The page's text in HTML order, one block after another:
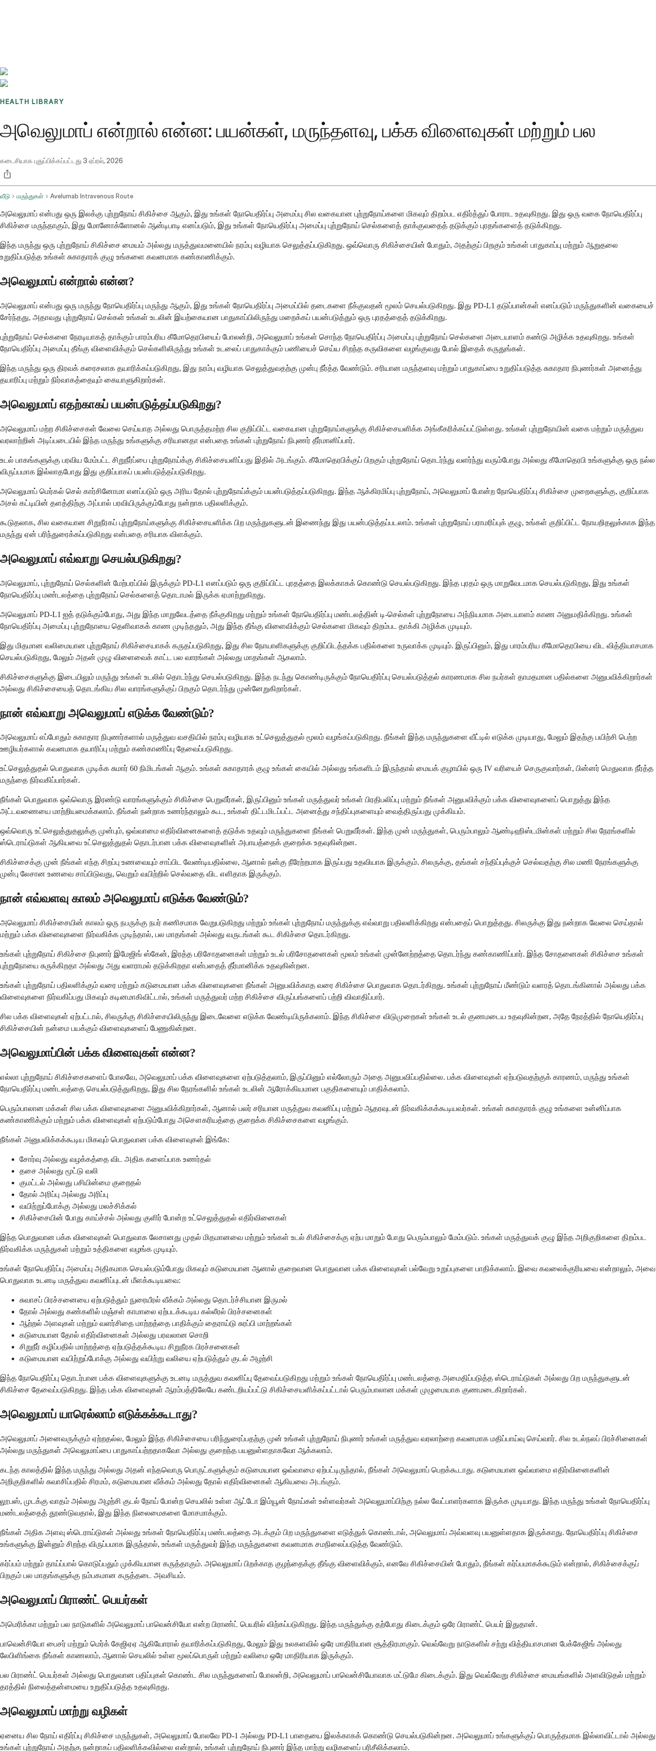
HEALTH LIBRARY
அவெலுமாப் என்றால் என்ன: பயன்கள், மருந்தளவு, பக்க விளைவுகள் மற்றும் பல
கடைசியாக புதுப்பிக்கப்பட்டது 3 ஏப்ரல், 2026
வீடு மருந்துகள் Avelumab Intravenous Route
அவெலுமாப் என்பது ஒரு இலக்கு புற்றுநோய் சிகிச்சை ஆகும், இது உங்கள் நோயெதிர்ப்பு அமைப்பு சில வகையான புற்றுநோய்களை மிகவும் திறம்பட எதிர்த்துப் போராட உதவுகிறது. இது ஒரு வகை நோயெதிர்ப்பு
சிகிச்சை மருந்தாகும், இது மோனோக்ளோனல் ஆன்டிபாடி எனப்படும், இது உங்கள் நோயெதிர்ப்பு அமைப்பு புற்றுநோய் செல்களைத் தாக்குவதைத் தடுக்கும் புரதங்களைத் தடுக்கிறது.
இந்த மருந்து ஒரு புற்றுநோய் சிகிச்சை மையம் அல்லது மருத்துவமனையில் நரம்பு வழியாக செலுத்தப்படுகிறது. ஒவ்வொரு சிகிச்சையின் போதும், அதற்குப் பிறகும் உங்கள் பாதுகாப்பு மற்றும் ஆறுதலை
உறுதிப்படுத்த உங்கள் சுகாதாரக் குழு உங்களை கவனமாக கண்காணிக்கும்.
அவெலுமாப் என்றால் என்ன?
அவெலுமாப் என்பது ஒரு மருந்து நோயெதிர்ப்பு மருந்து ஆகும், இது உங்கள் நோயெதிர்ப்பு அமைப்பில் தடைகளை நீக்குவதன் மூலம் செயல்படுகிறது. இது PD-L1 தடுப்பான்கள் எனப்படும் மருந்துகளின் வகையைச்
சேர்ந்தது, அதாவது புற்றுநோய் செல்கள் உங்கள் உடலின் இயற்கையான பாதுகாப்பிலிருந்து மறைக்கப் பயன்படுத்தும் ஒரு புரதத்தைத் தடுக்கிறது.
புற்றுநோய் செல்களை நேரடியாகத் தாக்கும் பாரம்பரிய கீமோதெரபியைப் போலன்றி, அவெலுமாப் உங்கள் சொந்த நோயெதிர்ப்பு அமைப்பு புற்றுநோய் செல்களை அடையாளம் கண்டு அழிக்க உதவுகிறது. உங்கள்
நோயெதிர்ப்பு அமைப்பு தீங்கு விளைவிக்கும் செல்களிலிருந்து உங்கள் உடலைப் பாதுகாக்கும் பணியைச் செய்ய சிறந்த கருவிகளை வழங்குவது போல் இதைக் கருதுங்கள்.
இந்த மருந்து ஒரு திரவக் கரைசலாக தயாரிக்கப்படுகிறது, இது நரம்பு வழியாக செலுத்துவதற்கு முன்பு நீர்த்த வேண்டும். சரியான மருந்தளவு மற்றும் பாதுகாப்பை உறுதிப்படுத்த சுகாதார நிபுணர்கள் அனைத்து
தயாரிப்பு மற்றும் நிர்வாகத்தையும் கையாளுகிறார்கள்.
அவெலுமாப் எதற்காகப் பயன்படுத்தப்படுகிறது?
அவெலுமாப் மற்ற சிகிச்சைகள் வேலை செய்யாத அல்லது பொருத்தமற்ற சில குறிப்பிட்ட வகையான புற்றுநோய்களுக்கு சிகிச்சையளிக்க அங்கீகரிக்கப்பட்டுள்ளது. உங்கள் புற்றுநோயின் வகை மற்றும் மருத்துவ
வரலாற்றின் அடிப்படையில் இந்த மருந்து உங்களுக்கு சரியானதா என்பதை உங்கள் புற்றுநோய் நிபுணர் தீர்மானிப்பார்.
உடல் பாகங்களுக்கு பரவிய மேம்பட்ட சிறுநீர்ப்பை புற்றுநோய்க்கு சிகிச்சையளிப்பது இதில் அடங்கும். கீமோதெரபிக்குப் பிறகும் புற்றுநோய் தொடர்ந்து வளர்ந்து வரும்போது அல்லது கீமோதெரபி உங்களுக்கு ஒரு நல்ல
விருப்பமாக இல்லாதபோது இது குறிப்பாகப் பயன்படுத்தப்படுகிறது.
அவெலுமாப் மெர்கல் செல் கார்சினோமா எனப்படும் ஒரு அரிய தோல் புற்றுநோய்க்கும் பயன்படுத்தப்படுகிறது. இந்த ஆக்கிரமிப்பு புற்றுநோய், அவெலுமாப் போன்ற நோயெதிர்ப்பு சிகிச்சை முறைகளுக்கு, குறிப்பாக
அசல் கட்டியின் தளத்திற்கு அப்பால் பரவியிருக்கும்போது நன்றாக பதிலளிக்கும்.
கூடுதலாக, சில வகையான சிறுநீரகப் புற்றுநோய்களுக்கு சிகிச்சையளிக்க பிற மருந்துகளுடன் இணைந்து இது பயன்படுத்தப்படலாம். உங்கள் புற்றுநோய் பராமரிப்புக் குழு, உங்கள் குறிப்பிட்ட நோயறிதலுக்காக இந்த
மருந்து ஏன் பரிந்துரைக்கப்படுகிறது என்பதை சரியாக விளக்கும்.
அவெலுமாப் எவ்வாறு செயல்படுகிறது?
அவெலுமாப், புற்றுநோய் செல்களின் மேற்பரப்பில் இருக்கும் PD-L1 எனப்படும் ஒரு குறிப்பிட்ட புரதத்தை இலக்காகக் கொண்டு செயல்படுகிறது. இந்த புரதம் ஒரு மாறுவேடமாக செயல்படுகிறது, இது உங்கள்
நோயெதிர்ப்பு மண்டலத்தை புற்றுநோய் செல்களைத் தொடாமல் இருக்க ஏமாற்றுகிறது.
அவெலுமாப் PD-L1 ஐத் தடுக்கும்போது, ​​அது இந்த மாறுவேடத்தை நீக்குகிறது மற்றும் உங்கள் நோயெதிர்ப்பு மண்டலத்தின் டி-செல்கள் புற்றுநோயை அந்நியமாக அடையாளம் காண அனுமதிக்கிறது. உங்கள்
நோயெதிர்ப்பு அமைப்பு புற்றுநோயை தெளிவாகக் காண முடிந்ததும், அது இந்த தீங்கு விளைவிக்கும் செல்களை மிகவும் திறம்பட தாக்கி அழிக்க முடியும்.
இது மிதமான வலிமையான புற்றுநோய் சிகிச்சையாகக் கருதப்படுகிறது, இது சில நோயாளிகளுக்கு குறிப்பிடத்தக்க பதில்களை உருவாக்க முடியும். இருப்பினும், இது பாரம்பரிய கீமோதெரபியை விட வித்தியாசமாக
செயல்படுகிறது, மேலும் அதன் முழு விளைவைக் காட்ட பல வாரங்கள் அல்லது மாதங்கள் ஆகலாம்.
சிகிச்சைகளுக்கு இடையிலும் மருந்து உங்கள் உடலில் தொடர்ந்து செயல்படுகிறது. இந்த நடந்து கொண்டிருக்கும் நோயெதிர்ப்பு செயல்படுத்தல் காரணமாக சில நபர்கள் தாமதமான பதில்களை அனுபவிக்கிறார்கள்
அல்லது சிகிச்சையைத் தொடங்கிய சில வாரங்களுக்குப் பிறகும் தொடர்ந்து முன்னேறுகிறார்கள்.
நான் எவ்வாறு அவெலுமாப் எடுக்க வேண்டும்?
அவெலுமாப் எப்போதும் சுகாதார நிபுணர்களால் மருத்துவ வசதியில் நரம்பு வழியாக உட்செலுத்துதல் மூலம் வழங்கப்படுகிறது. நீங்கள் இந்த மருந்துகளை வீட்டில் எடுக்க முடியாது, மேலும் இதற்கு பயிற்சி பெற்ற
ஊழியர்களால் கவனமாக தயாரிப்பு மற்றும் கண்காணிப்பு தேவைப்படுகிறது.
உட்செலுத்துதல் பொதுவாக முடிக்க சுமார் 60 நிமிடங்கள் ஆகும். உங்கள் சுகாதாரக் குழு உங்கள் கையில் அல்லது உங்களிடம் இருந்தால் மையக் குழாயில் ஒரு IV வரியைச் செருகுவார்கள், பின்னர் மெதுவாக நீர்த்த
மருந்தை நிர்வகிப்பார்கள்.
நீங்கள் பொதுவாக ஒவ்வொரு இரண்டு வாரங்களுக்கும் சிகிச்சை பெறுவீர்கள், இருப்பினும் உங்கள் மருத்துவர் உங்கள் பிரதிபலிப்பு மற்றும் நீங்கள் அனுபவிக்கும் பக்க விளைவுகளைப் பொறுத்து இந்த
அட்டவணையை மாற்றியமைக்கலாம். நீங்கள் நன்றாக உணர்ந்தாலும் கூட, உங்கள் திட்டமிடப்பட்ட அனைத்து சந்திப்புகளையும் வைத்திருப்பது முக்கியம்.
ஒவ்வொரு உட்செலுத்துதலுக்கு முன்பும், ஒவ்வாமை எதிர்வினைகளைத் தடுக்க உதவும் மருந்துகளை நீங்கள் பெறுவீர்கள். இந்த முன் மருந்துகள், பெரும்பாலும் ஆண்டிஹிஸ்டமின்கள் மற்றும் சில நேரங்களில்
ஸ்டெராய்டுகள் ஆகியவை உட்செலுத்துதல் தொடர்பான பக்க விளைவுகளின் அபாயத்தைக் குறைக்க உதவுகின்றன.
சிகிச்சைக்கு முன் நீங்கள் எந்த சிறப்பு உணவையும் சாப்பிட வேண்டியதில்லை, ஆனால் நன்கு நீரேற்றமாக இருப்பது உதவியாக இருக்கும். சிலருக்கு, தங்கள் சந்திப்புக்குச் செல்வதற்கு சில மணி நேரங்களுக்கு
முன்பு லேசான உணவை சாப்பிடுவது, வெறும் வயிற்றில் செல்வதை விட எளிதாக இருக்கும்.
நான் எவ்வளவு காலம் அவெலுமாப் எடுக்க வேண்டும்?
அவெலுமாப் சிகிச்சையின் காலம் ஒரு நபருக்கு நபர் கணிசமாக வேறுபடுகிறது மற்றும் உங்கள் புற்றுநோய் மருந்துக்கு எவ்வாறு பதிலளிக்கிறது என்பதைப் பொறுத்தது. சிலருக்கு இது நன்றாக வேலை செய்தால்
மற்றும் பக்க விளைவுகளை நிர்வகிக்க முடிந்தால், பல மாதங்கள் அல்லது வருடங்கள் கூட சிகிச்சை தொடர்கிறது.
உங்கள் புற்றுநோய் சிகிச்சை நிபுணர் இமேஜிங் ஸ்கேன், இரத்த பரிசோதனைகள் மற்றும் உடல் பரிசோதனைகள் மூலம் உங்கள் முன்னேற்றத்தை தொடர்ந்து கண்காணிப்பார். இந்த சோதனைகள் சிகிச்சை உங்கள்
புற்றுநோயை சுருக்கிறதா அல்லது அது வளராமல் தடுக்கிறதா என்பதைத் தீர்மானிக்க உதவுகின்றன.
உங்கள் புற்றுநோய் பதிலளிக்கும் வரை மற்றும் கடுமையான பக்க விளைவுகளை நீங்கள் அனுபவிக்காத வரை சிகிச்சை பொதுவாக தொடர்கிறது. உங்கள் புற்றுநோய் மீண்டும் வளரத் தொடங்கினால் அல்லது பக்க
விளைவுகளை நிர்வகிப்பது மிகவும் கடினமாகிவிட்டால், உங்கள் மருத்துவர் மற்ற சிகிச்சை விருப்பங்களைப் பற்றி விவாதிப்பார்.
சில பக்க விளைவுகள் ஏற்பட்டால், சிலருக்கு சிகிச்சையிலிருந்து இடைவேளை எடுக்க வேண்டியிருக்கலாம். இந்த சிகிச்சை விடுமுறைகள் உங்கள் உடல் குணமடைய உதவுகின்றன, அதே நேரத்தில் நோயெதிர்ப்பு
சிகிச்சையின் நன்மை பயக்கும் விளைவுகளைப் பேணுகின்றன.
அவெலுமாப்பின் பக்க விளைவுகள் என்ன?
எல்லா புற்றுநோய் சிகிச்சைகளைப் போலவே, அவெலுமாப் பக்க விளைவுகளை ஏற்படுத்தலாம், இருப்பினும் எல்லோரும் அதை அனுபவிப்பதில்லை. பக்க விளைவுகள் ஏற்படுவதற்குக் காரணம், மருந்து உங்கள்
நோயெதிர்ப்பு மண்டலத்தை செயல்படுத்துகிறது, இது சில நேரங்களில் உங்கள் உடலின் ஆரோக்கியமான பகுதிகளையும் பாதிக்கலாம்.
பெரும்பாலான மக்கள் சில பக்க விளைவுகளை அனுபவிக்கிறார்கள், ஆனால் பலர் சரியான மருத்துவ கவனிப்பு மற்றும் ஆதரவுடன் நிர்வகிக்கக்கூடியவர்கள். உங்கள் சுகாதாரக் குழு உங்களை உன்னிப்பாக
கண்காணிக்கும் மற்றும் பக்க விளைவுகள் ஏற்படும்போது அசௌகரியத்தை குறைக்க சிகிச்சைகளை வழங்கும்.
நீங்கள் அனுபவிக்கக்கூடிய மிகவும் பொதுவான பக்க விளைவுகள் இங்கே:
சோர்வு அல்லது வழக்கத்தை விட அதிக களைப்பாக உணர்தல்
தசை அல்லது மூட்டு வலி
குமட்டல் அல்லது பசியின்மை குறைதல்
தோல் அரிப்பு அல்லது அரிப்பு
வயிற்றுப்போக்கு அல்லது மலச்சிக்கல்
சிகிச்சையின் போது காய்ச்சல் அல்லது குளிர் போன்ற உட்செலுத்துதல் எதிர்வினைகள்
இந்த பொதுவான பக்க விளைவுகள் பொதுவாக லேசானது முதல் மிதமானவை மற்றும் உங்கள் உடல் சிகிச்சைக்கு ஏற்ப மாறும் போது பெரும்பாலும் மேம்படும். உங்கள் மருத்துவக் குழு இந்த அறிகுறிகளை திறம்பட
நிர்வகிக்க மருந்துகள் மற்றும் உத்திகளை வழங்க முடியும்.
உங்கள் நோயெதிர்ப்பு அமைப்பு அதிகமாக செயல்படும்போது மிகவும் கடுமையான ஆனால் குறைவான பொதுவான பக்க விளைவுகள் பல்வேறு உறுப்புகளை பாதிக்கலாம். இவை கவலைக்குரியவை என்றாலும், அவை
பொதுவாக உடனடி மருத்துவ கவனிப்புடன் மீளக்கூடியவை:
சுவாசப் பிரச்சனையை ஏற்படுத்தும் நுரையீரல் வீக்கம் அல்லது தொடர்ச்சியான இருமல்
தோல் அல்லது கண்களில் மஞ்சள் காமாலை ஏற்படக்கூடிய கல்லீரல் பிரச்சனைகள்
ஆற்றல் அளவுகள் மற்றும் வளர்சிதை மாற்றத்தை பாதிக்கும் தைராய்டு சுரப்பி மாற்றங்கள்
கடுமையான தோல் எதிர்வினைகள் அல்லது பரவலான சொறி
சிறுநீர் கழிப்பதில் மாற்றத்தை ஏற்படுத்தக்கூடிய சிறுநீரக பிரச்சனைகள்
கடுமையான வயிற்றுப்போக்கு அல்லது வயிற்று வலியை ஏற்படுத்தும் குடல் அழற்சி
இந்த நோயெதிர்ப்பு தொடர்பான பக்க விளைவுகளுக்கு உடனடி மருத்துவ கவனிப்பு தேவைப்படுகிறது மற்றும் உங்கள் நோயெதிர்ப்பு மண்டலத்தை அமைதிப்படுத்த ஸ்டெராய்டுகள் அல்லது பிற மருந்துகளுடன்
சிகிச்சை தேவைப்படுகிறது. இந்த பக்க விளைவுகள் ஆரம்பத்திலேயே கண்டறியப்பட்டு சிகிச்சையளிக்கப்பட்டால் பெரும்பாலான மக்கள் முழுமையாக குணமடைகிறார்கள்.
அவெலுமாப் யாரெல்லாம் எடுக்கக்கூடாது?
அவெலுமாப் அனைவருக்கும் ஏற்றதல்ல, மேலும் இந்த சிகிச்சையை பரிந்துரைப்பதற்கு முன் உங்கள் புற்றுநோய் நிபுணர் உங்கள் மருத்துவ வரலாற்றை கவனமாக மதிப்பாய்வு செய்வார். சில உடல்நலப் பிரச்சினைகள்
அல்லது மருந்துகள் அவெலுமாப்பை பாதுகாப்பற்றதாகவோ அல்லது குறைந்த பயனுள்ளதாகவோ ஆக்கலாம்.
கடந்த காலத்தில் இந்த மருந்து அல்லது அதன் எந்தவொரு பொருட்களுக்கும் கடுமையான ஒவ்வாமை ஏற்பட்டிருந்தால், நீங்கள் அவெலுமாப் பெறக்கூடாது. கடுமையான ஒவ்வாமை எதிர்வினைகளின்
அறிகுறிகளில் சுவாசிப்பதில் சிரமம், கடுமையான வீக்கம் அல்லது தோல் எதிர்வினைகள் ஆகியவை அடங்கும்.
லூபஸ், முடக்கு வாதம் அல்லது அழற்சி குடல் நோய் போன்ற செயலில் உள்ள ஆட்டோ இம்யூன் நோய்கள் உள்ளவர்கள் அவெலுமாப்பிற்கு நல்ல வேட்பாளர்களாக இருக்க முடியாது. இந்த மருந்து உங்கள் நோயெதிர்ப்பு
மண்டலத்தைத் தூண்டுவதால், இது இந்த நிலைமைகளை மோசமாக்கும்.
நீங்கள் அதிக அளவு ஸ்டெராய்டுகள் அல்லது உங்கள் நோயெதிர்ப்பு மண்டலத்தை அடக்கும் பிற மருந்துகளை எடுத்துக் கொண்டால், அவெலுமாப் அவ்வளவு பயனுள்ளதாக இருக்காது. நோயெதிர்ப்பு சிகிச்சை
உங்களுக்கு இன்னும் சிறந்த விருப்பமாக இருந்தால், உங்கள் மருத்துவர் இந்த மருந்துகளை கவனமாக சமநிலைப்படுத்த வேண்டும்.
கர்ப்பம் மற்றும் தாய்ப்பால் கொடுப்பதும் முக்கியமான கருத்தாகும். அவெலுமாப் பிறக்காத குழந்தைக்கு தீங்கு விளைவிக்கும், எனவே சிகிச்சையின் போதும், நீங்கள் கர்ப்பமாகக்கூடும் என்றால், சிகிச்சைக்குப்
பிறகும் பல மாதங்களுக்கு நம்பகமான கருத்தடை அவசியம்.
அவெலுமாப் பிராண்ட் பெயர்கள்
அமெரிக்கா மற்றும் பல நாடுகளில் அவெலுமாப் பாவென்சியோ என்ற பிராண்ட் பெயரில் விற்கப்படுகிறது. இந்த மருந்துக்கு தற்போது கிடைக்கும் ஒரே பிராண்ட் பெயர் இதுதான்.
பாவென்சியோ பைசர் மற்றும் மெர்க் கேஜிஏஏ ஆகியோரால் தயாரிக்கப்படுகிறது, மேலும் இது உலகளவில் ஒரே மாதிரியான சூத்திரமாகும். வெவ்வேறு நாடுகளில் சற்று வித்தியாசமான பேக்கேஜிங் அல்லது
லேபிளிங்கை நீங்கள் காணலாம், ஆனால் செயலில் உள்ள மூலப்பொருள் மற்றும் வலிமை ஒரே மாதிரியாக இருக்கும்.
பல பிராண்ட் பெயர்கள் அல்லது பொதுவான பதிப்புகள் கொண்ட சில மருந்துகளைப் போலன்றி, அவெலுமாப் பாவென்சியோவாக மட்டுமே கிடைக்கும். இது வெவ்வேறு சிகிச்சை மையங்களில் அளவிடுதல் மற்றும்
தரத்தில் நிலைத்தன்மையை உறுதிப்படுத்த உதவுகிறது.
அவெலுமாப் மாற்று வழிகள்
ஏனைய சில நோய் எதிர்ப்பு சிகிச்சை மருந்துகள், அவெலுமாப் போலவே PD-1 அல்லது PD-L1 பாதையை இலக்காகக் கொண்டு செயல்படுகின்றன. அவெலுமாப் உங்களுக்குப் பொருத்தமாக இல்லாவிட்டால் அல்லது
உங்கள் புற்றுநோய் அதற்கு நன்றாகப் பதிலளிக்கவில்லை என்றால், உங்கள் புற்றுநோய் நிபுணர் இந்த மாற்று வழிகளைப் பரிசீலிக்கலாம்.